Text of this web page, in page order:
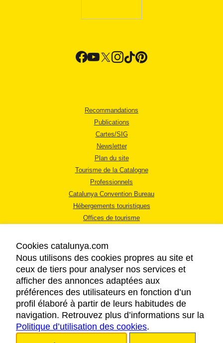
Recommandations
Publications
Cartes/SIG
Newsletter
Plan du site
Tourisme de la Catalogne
Professionnels
Catalunya Convention Bureau
Hébergements touristiques
Offices de tourisme
MENTIONS LÉGALES
RÈGLES DE CONFIDENTIALITÉ
COOKIES
ACCESSIBILITÉ
Cookies catalunya.com
Nous utilisons des cookies propres au site et
ceux de tiers pour analyser nos services et
afficher des annonces adaptées aux
préférences des utilisateurs en fonction d’un
profil élaboré à partir de leurs habitudes de
navigation. Retrouvez plus d’informations sur la
Politique d’utilisation des cookies.